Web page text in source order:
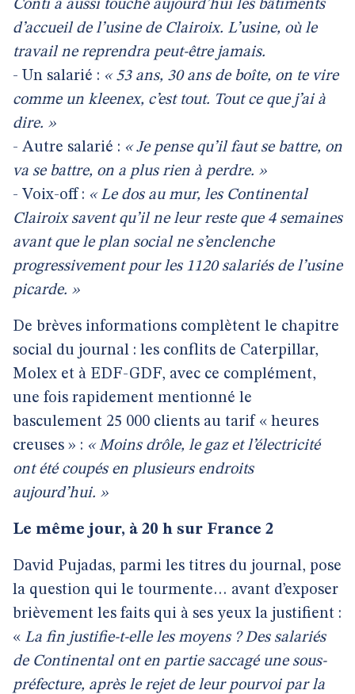
Conti a aussi touché aujourd’hui les bâtiments
d’accueil de l’usine de Clairoix. L’usine, où le
travail ne reprendra peut-être jamais.
- Un salarié : « 53 ans, 30 ans de boîte, on te vire
comme un kleenex, c’est tout. Tout ce que j’ai à
dire. »
- Autre salarié : « Je pense qu’il faut se battre, on
va se battre, on a plus rien à perdre. »
- Voix-off : « Le dos au mur, les Continental
Clairoix savent qu’il ne leur reste que 4 semaines
avant que le plan social ne s’enclenche
progressivement pour les 1120 salariés de l’usine
picarde. »
De brèves informations complètent le chapitre
social du journal : les conflits de Caterpillar,
Molex et à EDF-GDF, avec ce complément,
une fois rapidement mentionné le
basculement 25 000 clients au tarif « heures
creuses » : « Moins drôle, le gaz et l’électricité
ont été coupés en plusieurs endroits
aujourd’hui. »
Le même jour, à 20 h sur France 2
David Pujadas, parmi les titres du journal, pose
la question qui le tourmente… avant d’exposer
brièvement les faits qui à ses yeux la justifient :
« La fin justifie-t-elle les moyens ? Des salariés
de Continental ont en partie saccagé une sous-
préfecture, après le rejet de leur pourvoi par la